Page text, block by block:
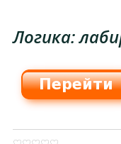
Логика: